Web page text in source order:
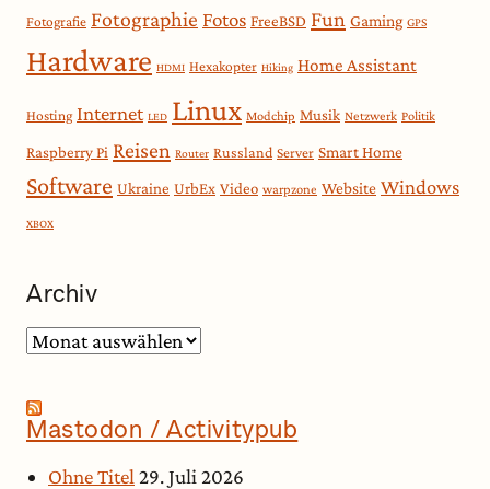
Fotografie Fotographie Fotos FreeBSD Fun Gaming GPS
Hardware HDMI Hexakopter Hiking Home Assistant
Hosting Internet LED Linux Modchip Musik Netzwerk Politik
Raspberry Pi Reisen Router Russland Server Smart Home
Software Ukraine UrbEx Video warpzone Website Windows
XBOX
Archiv
Archiv
Mastodon / Activitypub
Ohne Titel 29. Juli 2026